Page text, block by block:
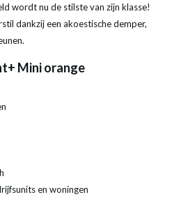
wordt nu de stilste van zijn klasse!
dankzij een akoestische demper,
Mini orange
en woningen